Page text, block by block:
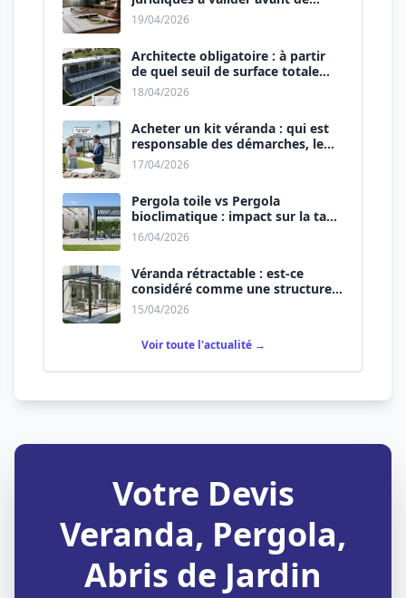
signer le devis.
19/04/2026
Architecte obligatoire : à partir
de quel seuil de surface totale
(Maison + Véranda) ?
18/04/2026
Acheter un kit véranda : qui est
responsable des démarches, le
vendeur ou vous ?
17/04/2026
Pergola toile vs Pergola
bioclimatique : impact sur la taxe
d’aménagement.
16/04/2026
Véranda rétractable : est-ce
considéré comme une structure
permanente ?
15/04/2026
Voir toute l'actualité →
Votre Devis
Veranda, Pergola,
Abris de Jardin